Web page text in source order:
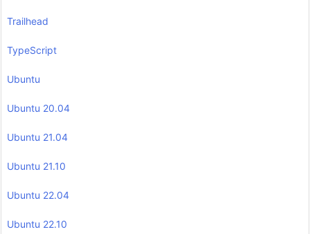
Trailhead
TypeScript
Ubuntu
Ubuntu 20.04
Ubuntu 21.04
Ubuntu 21.10
Ubuntu 22.04
Ubuntu 22.10